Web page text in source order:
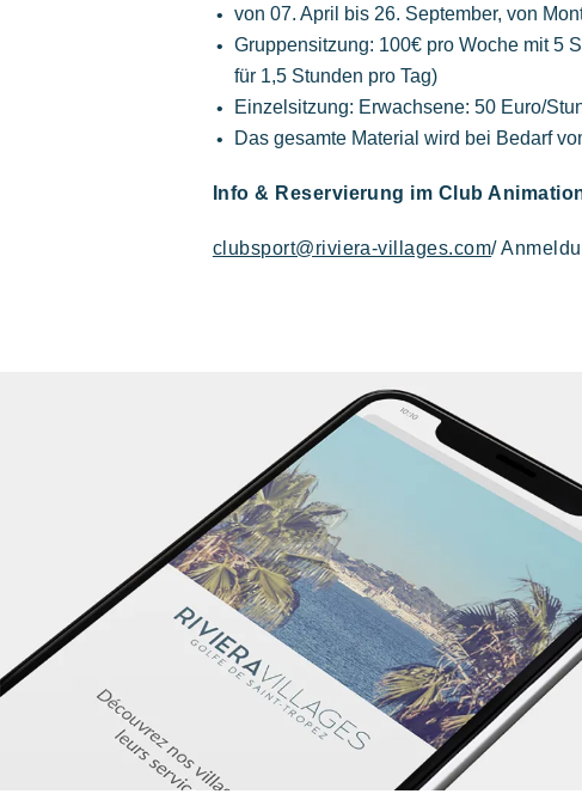
Polynesisch inspirierte Lodges, ein
atemberaubender Blick auf Saint Tropez,
eine außergewöhnliche Lage.
von 07. April bis 26. September, von
Gruppensitzung: 100€ pro Woche mit 5
für 1,5 Stunden pro Tag)
Einzelsitzung: Erwachsene: 50 Euro/
Das gesamte Material wird bei Bedarf
Info & Reservierung im Club
clubsport@riviera-villages.com/